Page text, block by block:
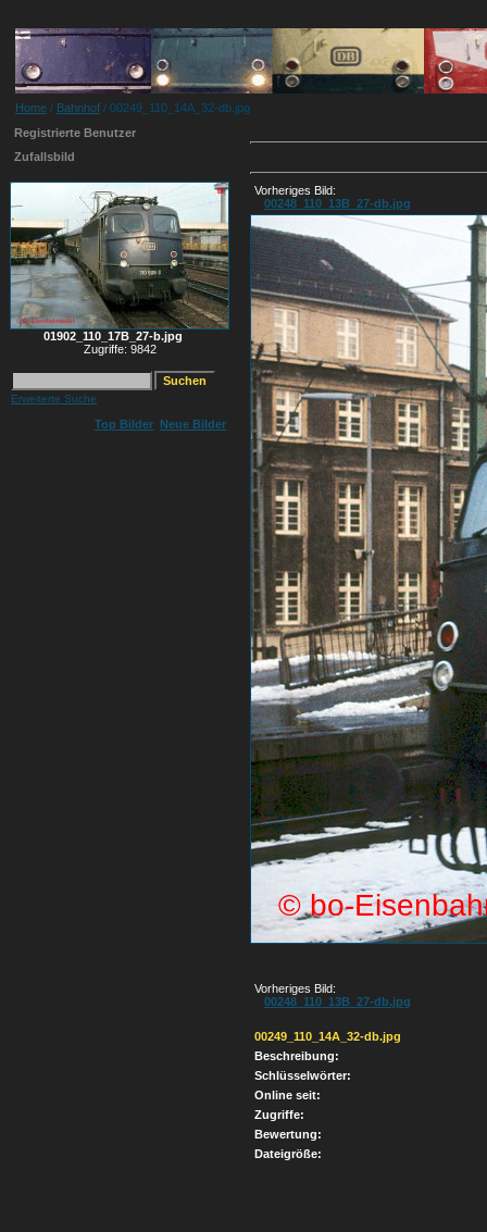
Home / Bahnhof / 00249_110_14A_32-db.jpg
Registrierte Benutzer
Zufallsbild
01902_110_17B_27-b.jpg
Zugriffe: 9842
Erweiterte Suche
Top Bilder Neue Bilder
Vorheriges Bild:
00248_110_13B_27-db.jpg
Vorheriges Bild:
00248_110_13B_27-db.jpg
00249_110_14A_32-db.jpg
Beschreibung:
Schlüsselwörter:
Online seit:
Zugriffe:
Bewertung:
Dateigröße: